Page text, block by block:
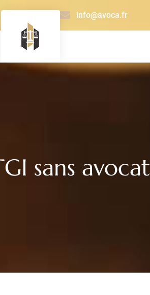
info@avoca.fr
sans avocat